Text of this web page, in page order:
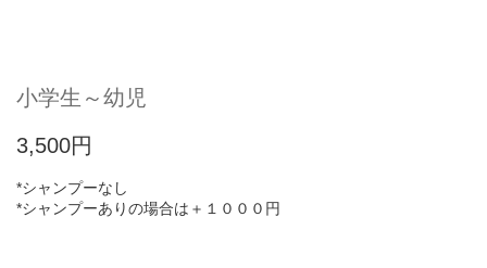
小学生～幼児
3,500円
*シャンプーなし
*シャンプーありの場合は＋１０００円